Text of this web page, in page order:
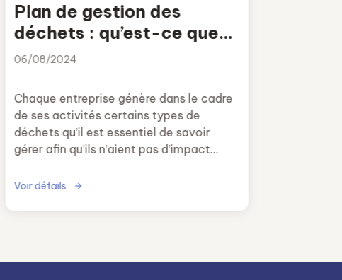
Plan de gestion des
déchets : qu’est-ce que
c’est et comment le faire ?
06/08/2024
Chaque entreprise génère dans le cadre
de ses activités certains types de
déchets qu’il est essentiel de savoir
gérer afin qu’ils n’aient pas d’impact
Voir détails